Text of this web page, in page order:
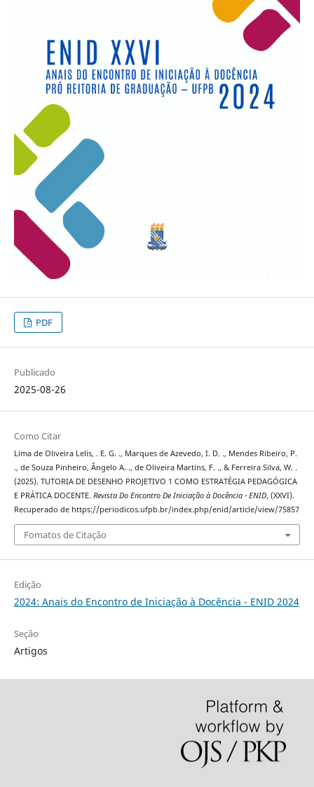
PDF
Publicado
2025-08-26
Como Citar
Lima de Oliveira Lelis, . E. G. ., Marques de Azevedo, I. D. ., Mendes Ribeiro, P.
., de Souza Pinheiro, Ângelo A. ., de Oliveira Martins, F. ., & Ferreira Silva, W. .
(2025). TUTORIA DE DESENHO PROJETIVO 1 COMO ESTRATÉGIA PEDAGÓGICA
E PRÁTICA DOCENTE. Revista Do Encontro De Iniciação à Docência - ENID, (XXVI).
Recuperado de https://periodicos.ufpb.br/index.php/enid/article/view/75857
Fomatos de Citação
Edição
2024: Anais do Encontro de Iniciação à Docência - ENID 2024
Seção
Artigos